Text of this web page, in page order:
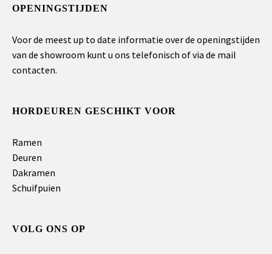
OPENINGSTIJDEN
Voor de meest up to date informatie over de openingstijden
van de showroom kunt u ons telefonisch of via de mail
contacten.
HORDEUREN GESCHIKT VOOR
Ramen
Deuren
Dakramen
Schuifpuien
VOLG ONS OP